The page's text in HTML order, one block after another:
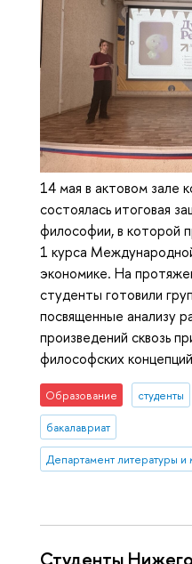
14 мая в актовом зале
состоялась итоговая
философии, в которой
1 курса
экономике. На
студенты готовили
посвященные анализу
произведений сквозь
философских
Образование студенты
бакалавриат
Департамент литературы и
Студенты